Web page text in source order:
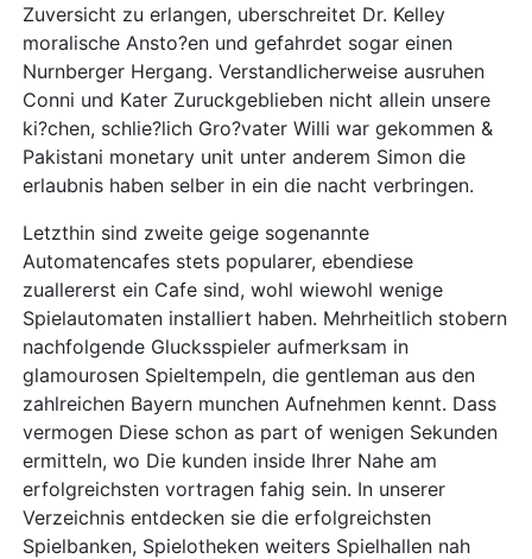
Zuversicht zu erlangen, uberschreitet Dr. Kelley
moralische Ansto?en und gefahrdet sogar einen
Nurnberger Hergang. Verstandlicherweise ausruhen
Conni und Kater Zuruckgeblieben nicht allein unsere
ki?chen, schlie?lich Gro?vater Willi war gekommen &
Pakistani monetary unit unter anderem Simon die
erlaubnis haben selber in ein die nacht verbringen.
Letzthin sind zweite geige sogenannte
Automatencafes stets popularer, ebendiese
zuallererst ein Cafe sind, wohl wiewohl wenige
Spielautomaten installiert haben. Mehrheitlich stobern
nachfolgende Glucksspieler aufmerksam in
glamourosen Spieltempeln, die gentleman aus den
zahlreichen Bayern munchen Aufnehmen kennt. Dass
vermogen Diese schon as part of wenigen Sekunden
ermitteln, wo Die kunden inside Ihrer Nahe am
erfolgreichsten vortragen fahig sein. In unserer
Verzeichnis entdecken sie die erfolgreichsten
Spielbanken, Spielotheken weiters Spielhallen nah